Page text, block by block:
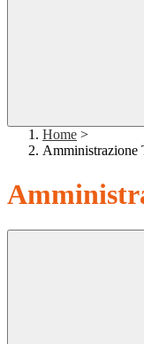
Home >
Amministrazione